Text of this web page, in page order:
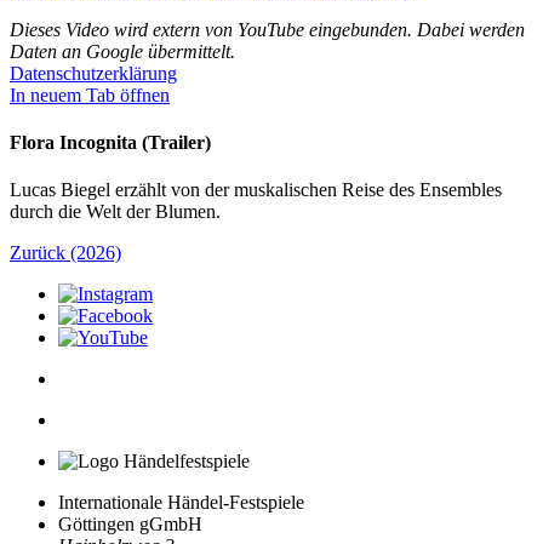
Dieses Video wird extern von YouTube eingebunden. Dabei werden
Daten an Google übermittelt.
Datenschutzerklärung
In neuem Tab öffnen
Flora Incognita (Trailer)
Lucas Biegel erzählt von der muskalischen Reise des Ensembles
durch die Welt der Blumen.
Zurück (2026)
Internationale Händel-Festspiele
Göttingen gGmbH